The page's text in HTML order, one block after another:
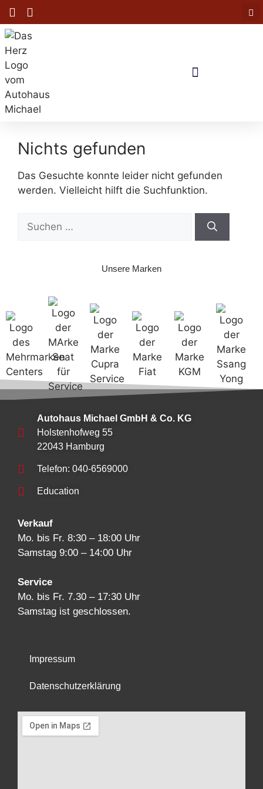
Nichts gefunden
Das Gesuchte konnte leider nicht gefunden
werden. Vielleicht hilft die Suchfunktion.
Unsere Marken
Autohaus Michael GmbH & Co. KG
Holstenhofweg 55
22043 Hamburg
Telefon: 040-6569000
Education
Verkauf
Mo. bis Fr. 8:30 – 18:00 Uhr
Samstag 9:00 – 14:00 Uhr
Service
Mo. bis Fr. 7.30 – 17:30 Uhr
Samstag ist geschlossen.
Impressum
Datenschutzerklärung